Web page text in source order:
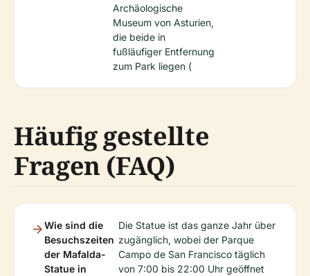
Archäologische
Museum von Asturien,
die beide in
fußläufiger Entfernung
zum Park liegen (
Häufig gestellte
Fragen (FAQ)
Wie sind die
Besuchszeiten
der Mafalda-
Statue in
Die Statue ist das ganze Jahr über
zugänglich, wobei der Parque
Campo de San Francisco täglich
von 7:00 bis 22:00 Uhr geöffnet